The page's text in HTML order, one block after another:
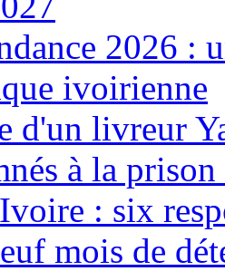
2026 :
ivoirienne
d'un livreur
à la
: six
mois de